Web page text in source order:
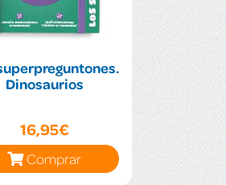
Dinosaurios
16,95€
Comprar